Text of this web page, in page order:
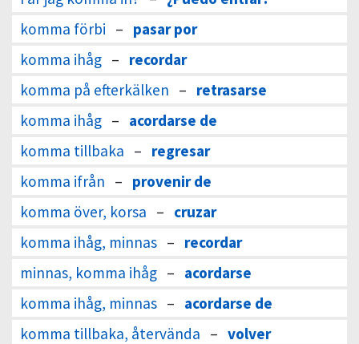
komma förbi – pasar por
komma ihåg – recordar
komma på efterkälken – retrasarse
komma ihåg – acordarse de
komma tillbaka – regresar
komma ifrån – provenir de
komma över, korsa – cruzar
komma ihåg, minnas – recordar
minnas, komma ihåg – acordarse
komma ihåg, minnas – acordarse de
komma tillbaka, återvända – volver